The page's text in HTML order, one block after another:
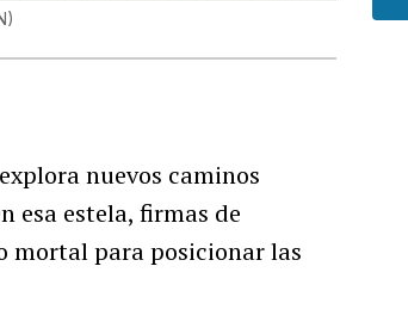
)
nuevos caminos
esa estela, firmas de
mortal para posicionar las